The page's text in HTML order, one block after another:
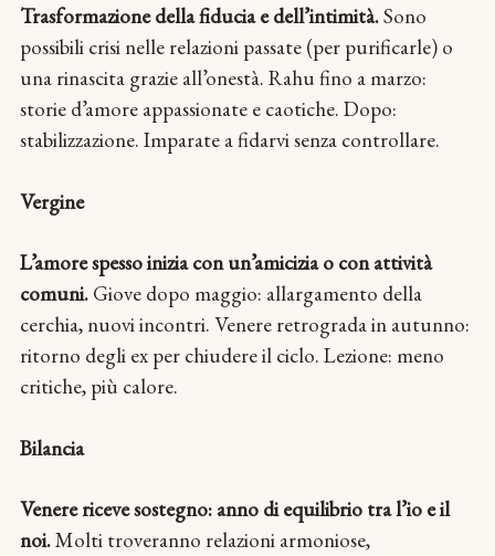
Trasformazione della fiducia e dell’intimità.Sono
possibili crisi nelle relazioni passate (per purificarle) o
una rinascita grazie all’onestà. Rahu fino a marzo:
storie d’amore appassionate e caotiche. Dopo:
stabilizzazione. Imparate a fidarvi senza controllare.
Vergine
L’amore spesso inizia con un’amicizia o con attività
comuni.Giove dopo maggio: allargamento della
cerchia, nuovi incontri. Venere retrograda in autunno:
ritorno degli ex per chiudere il ciclo. Lezione: meno
critiche, più calore.
Bilancia
Venere riceve sostegno: anno di equilibrio tra l’io e il
noi.Molti troveranno relazioni armoniose,